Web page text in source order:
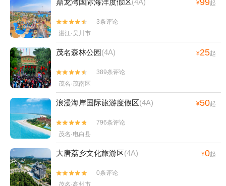
鼎龙湾国际海洋度假区(4A) ¥99起


3条评论
湛江·吴川市
茂名森林公园(4A) ¥25起


389条评论
茂名·茂南区
浪漫海岸国际旅游度假区(4A) ¥50起


796条评论
茂名·电白县
大唐荔乡文化旅游区(4A) ¥0起


0条评论